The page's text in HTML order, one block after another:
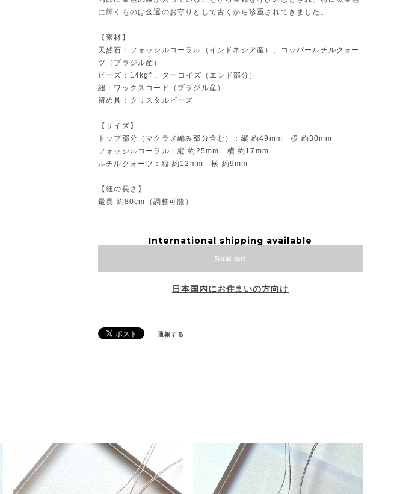
に輝くものは金運のお守りとして古くから珍重されてきました。
【素材】
天然石：フォッシルコーラル（インドネシア産）、コッパールチルクォー
ツ（ブラジル産）
ビーズ：14kgf 、ターコイズ（エンド部分）
紐：ワックスコード（ブラジル産）
留め具：クリスタルビーズ
【サイズ】
トップ部分（マクラメ編み部分含む）：縦 約49mm 横 約30mm
フォッシルコーラル：縦 約25mm 横 約17mm
ルチルクォーツ：縦 約12mm 横 約9mm
【紐の長さ】
最長 約80cm（調整可能）
International shipping available
Sold out
日本国内にお住まいの方向け
通報する